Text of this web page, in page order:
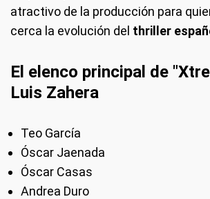
atractivo de la producción para
cerca la evolución del thriller
El elenco principal de
Luis Zahera
Teo García
Óscar Jaenada
Óscar Casas
Andrea Duro